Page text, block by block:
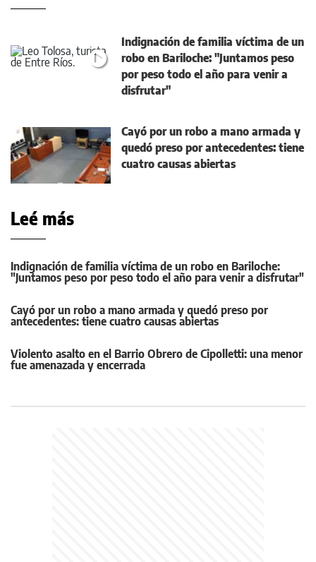
Indignación de familia víctima de un
robo en Bariloche: "Juntamos peso
por peso todo el año para venir a
disfrutar"
Cayó por un robo a mano armada y
quedó preso por antecedentes: tiene
cuatro causas abiertas
Leé más
Indignación de familia víctima de un robo en Bariloche:
"Juntamos peso por peso todo el año para venir a disfrutar"
Cayó por un robo a mano armada y quedó preso por
antecedentes: tiene cuatro causas abiertas
Violento asalto en el Barrio Obrero de Cipolletti: una menor
fue amenazada y encerrada